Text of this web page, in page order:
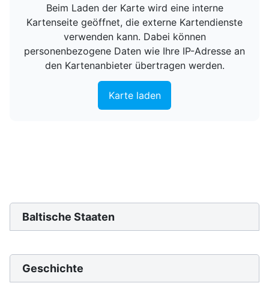
Beim Laden der Karte wird eine interne
Kartenseite geöffnet, die externe Kartendienste
verwenden kann. Dabei können
personenbezogene Daten wie Ihre IP-Adresse an
den Kartenanbieter übertragen werden.
Karte laden
Baltische Staaten
Geschichte